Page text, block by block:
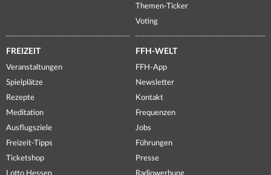
Themen-Ticker
Voting
FREIZEIT
Veranstaltungen
Spielplätze
Rezepte
Meditation
Ausflugsziele
Freizeit-Tipps
Ticketshop
Lotto Hessen
FFH-WELT
FFH-App
Newsletter
Kontakt
Frequenzen
Jobs
Führungen
Presse
Radiowerbung